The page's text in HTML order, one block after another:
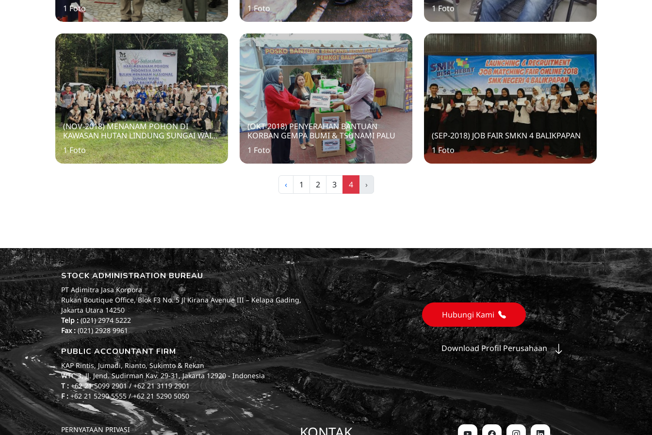
1 Foto
BALIKPAPAN DENGAN DISHUB
BALIKPAPAN
1 Foto
1 Foto
(NOV-2018) MENANAM POHON DI
KAWASAN HUTAN LINDUNG SUNGAI WAIN
BALIKPAPAN
1 Foto
(OKT-2018) PENYERAHAN BANTUAN
KORBAN GEMPA BUMI & TSUNAMI PALU
1 Foto
(SEP-2018) JOB FAIR SMKN 4 BALIKPAPAN
1 Foto
‹ 1 2 3 4 ›
STOCK ADMINISTRATION BUREAU
PT Adimitra Jasa Korpora
Rukan Boutique Office, Blok F3 No. 5 Jl Kirana Avenue III – Kelapa Gading,
Jakarta Utara 14250
Telp :(021) 2974 5222
Fax : (021) 2928 9961
PUBLIC ACCOUNTANT FIRM
KAP Rintis, Jumadi, Rianto, Sukimto & Rekan
WTC 3, Jl. Jend. Sudirman Kav. 29-31, Jakarta 12920 - Indonesia
T : +62 21 5099 2901 / +62 21 3119 2901
F :+62 21 5290 5555 / +62 21 5290 5050
Hubungi Kami
Download Profil Perusahaan
PERNYATAAN PRIVASI